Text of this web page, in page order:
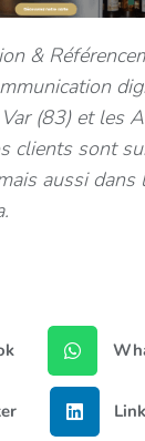
&
(83) et les
clients sont
aussi dans